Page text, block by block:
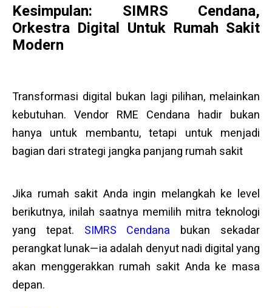
Kesimpulan: SIMRS Cendana,
Orkestra Digital Untuk Rumah Sakit
Modern
Transformasi digital bukan lagi pilihan, melainkan
kebutuhan. Vendor RME Cendana hadir bukan
hanya untuk membantu, tetapi untuk menjadi
bagian dari strategi jangka panjang rumah sakit
Jika rumah sakit Anda ingin melangkah ke level
berikutnya, inilah saatnya memilih mitra teknologi
yang tepat. SIMRS Cendana bukan sekadar
perangkat lunak—ia adalah denyut nadi digital yang
akan menggerakkan rumah sakit Anda ke masa
depan.